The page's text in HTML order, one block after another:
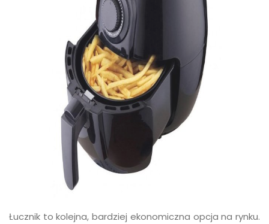
Łucznik to kolejna, bardziej ekonomiczna opcja na rynku.